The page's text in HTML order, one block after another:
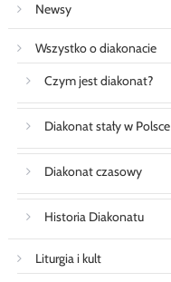
Newsy
Wszystko o diakonacie
Czym jest diakonat?
Diakonat stały w Polsce
Diakonat czasowy
Historia Diakonatu
Liturgia i kult